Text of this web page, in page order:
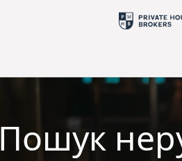
Пошук